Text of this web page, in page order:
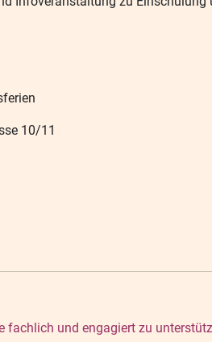
10/11
fachlich und engagiert zu